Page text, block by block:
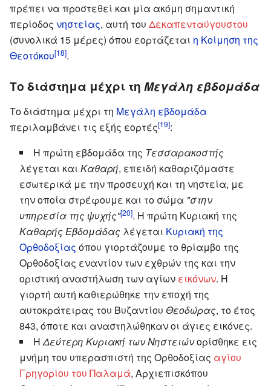
πρέπει να προστεθεί και μία ακόμη σημαντική
περίοδος νηστείας, αυτή του Δεκαπενταύγουστου
(συνολικά 15 μέρες) όπου εορτάζεται η Κοίμηση της
Θεοτόκου[18].
Το διάστημα μέχρι τη Μεγάλη εβδομάδα
Το διάστημα μέχρι τη Μεγάλη εβδομάδα
περιλαμβάνει τις εξής εορτές[19]:
Η πρώτη εβδομάδα της Τεσσαρακοστής
λέγεται και Καθαρή, επειδή καθαριζόμαστε
εσωτερικά με την προσευχή και τη νηστεία, με
την οποία στρέφουμε και το σώμα "στην
υπηρεσία της ψυχής"[20]. Η πρώτη Κυριακή της
Καθαρής Εβδομάδας λέγεται Κυριακή της
Ορθοδοξίας όπου γιορτάζουμε το θρίαμβο της
Ορθοδοξίας εναντίον των εχθρών της και την
οριστική αναστήλωση των αγίων εικόνων. Η
γιορτή αυτή καθιερώθηκε την εποχή της
αυτοκράτειρας του Βυζαντίου Θεοδώρας, το έτος
843, όποτε και αναστηλώθηκαν οι άγιες εικόνες.
Η Δεύτερη Κυριακή των Νηστειώνορίσθηκε εις
μνήμη του υπερασπιστή της Ορθοδοξίας αγίου
Γρηγορίου του Παλαμά, Αρχιεπισκόπου